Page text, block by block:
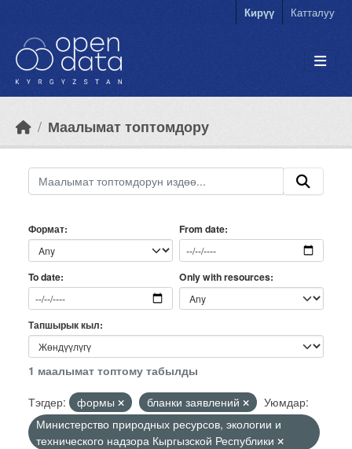
Кирүү Катталуу
Маалымат топтомдору
Формат From date
To date Only with resources
Тапшырык кыл
1 маалымат топтому табылды
Тэгдер:
формы бланки заявлений
Уюмдар:
Министерство природных ресурсов, экологии и
технического надзора Кыргызской Республики